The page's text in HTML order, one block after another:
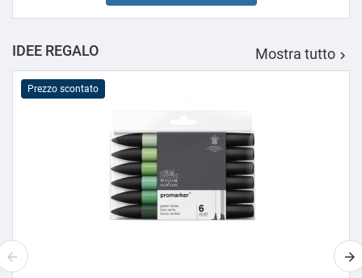
IDEE REGALO Mostra tutto 
Prezzo scontato